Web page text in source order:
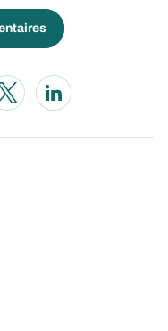
a new window
Opens in a new window
Opens in a new